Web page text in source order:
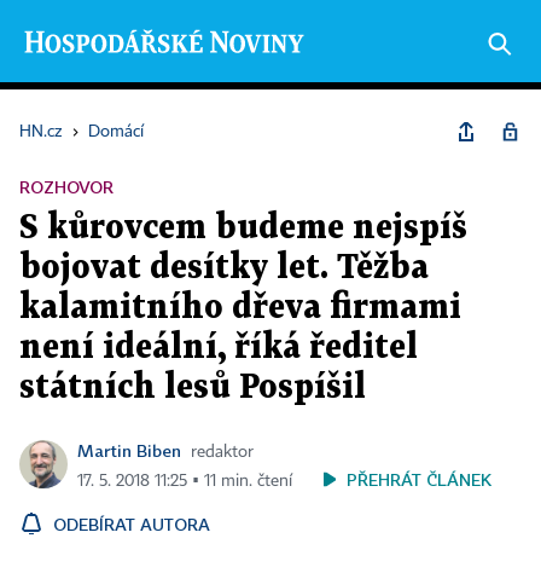
HN.cz › Domácí
ROZHOVOR
S kůrovcem budeme nejspíš
bojovat desítky let. Těžba
kalamitního dřeva firmami
není ideální, říká ředitel
státních lesů Pospíšil
Martin Biben
redaktor
17. 5. 2018 11:25 ▪ 11 min. čtení
PŘEHRÁT ČLÁNEK
ODEBÍRAT AUTORA